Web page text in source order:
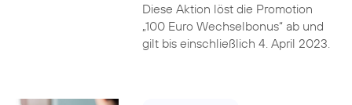
Diese Aktion löst die Promotion
„100 Euro Wechselbonus“ ab und
gilt bis einschließlich 4. April 2023.